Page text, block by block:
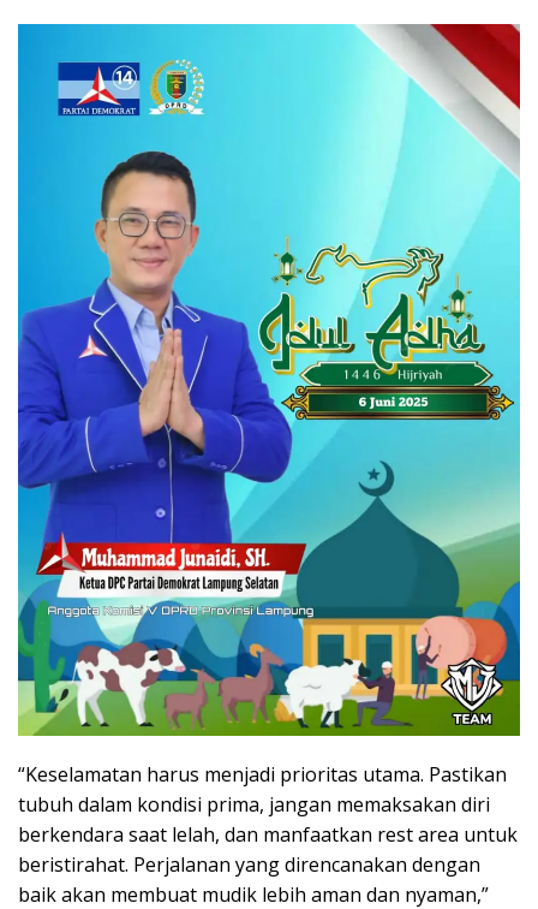
“Keselamatan harus menjadi prioritas utama. Pastikan
tubuh dalam kondisi prima, jangan memaksakan diri
berkendara saat lelah, dan manfaatkan rest area untuk
beristirahat. Perjalanan yang direncanakan dengan
baik akan membuat mudik lebih aman dan nyaman,”